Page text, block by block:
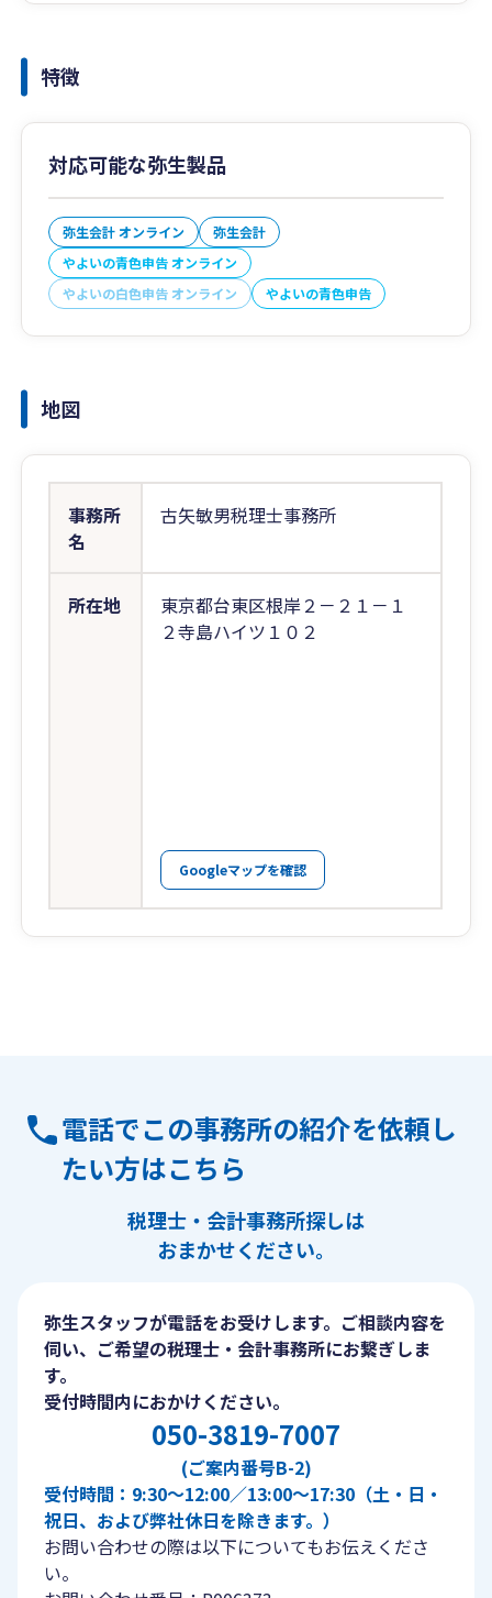
特徴
対応可能な弥生製品
弥生会計 オンライン
弥生会計
やよいの青色申告 オンライン
やよいの白色申告 オンライン
やよいの青色申告
地図
事務所
名
古矢敏男税理士事務所
所在地
東京都台東区根岸２－２１－１
２寺島ハイツ１０２
Googleマップを確認
電話でこの事務所の紹介を依頼し
たい方はこちら
税理士・会計事務所探しは
おまかせください。
弥生スタッフが電話をお受けします。ご相談内容を
伺い、ご希望の税理士・会計事務所にお繋ぎしま
す。
受付時間内におかけください。
050-3819-7007
(ご案内番号B-2)
受付時間：9:30〜12:00／13:00〜17:30（土・日・
祝日、および弊社休日を除きます。）
お問い合わせの際は以下についてもお伝えくださ
い。